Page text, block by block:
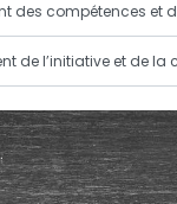
des compétences et
de l’initiative et de la